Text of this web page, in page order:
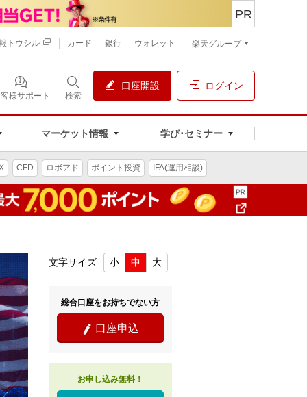
様サポート 検索
口座開設 ログイン
マーケット情報 学び･セミナー
PR
トウシル カード 銀行 ウォレット 楽天グループ
CFD ロボアド ポイント投資 IFA(運用相談)
文字サイズ 小 中 大
総合口座をお持ちでない方
 口座申込
お申し込み無料！